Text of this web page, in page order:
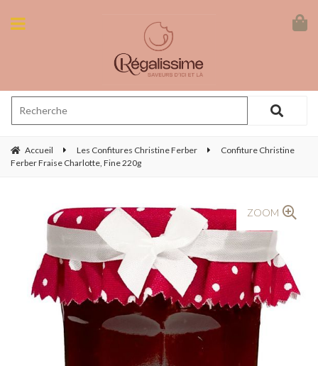
Accueil Les Confitures Christine Ferber
Confiture Christine
Ferber Fraise Charlotte, Fine 220g
ZOOM